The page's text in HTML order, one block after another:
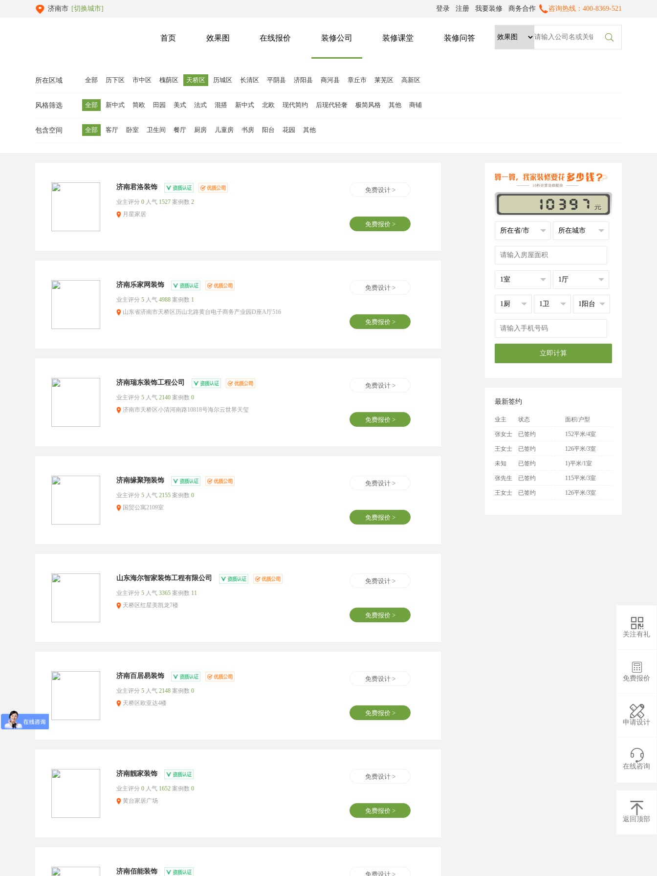
济南市 [切换城市] 咨询热线：400-8369-521
商务合作
我要装修
注册
登录

首页 效果图 在线报价 装修公司 装修课堂 装修问答
所在区域 全部 历下区 市中区 槐荫区 天桥区 历城区 长清区 平阴县 济阳县 商河县 章丘市 莱芜区 高新区
风格筛选 全部 新中式 简欧 田园 美式 法式 混搭 新中式 北欧 现代简约 后现代轻奢 极简风格 其他 商铺
包含空间 全部 客厅 卧室 卫生间 餐厅 厨房 儿童房 书房 阳台 花园 其他
济南君洛装饰
业主评分 0 人气 1527 案例数 2
月星家居
免费设计 >
免费报价 >
济南乐家网装饰
业主评分 5 人气 4988 案例数 1
山东省济南市天桥区历山北路黄台电子商务产业园D座A厅516
免费设计 >
免费报价 >
济南瑞东装饰工程公司
业主评分 5 人气 2140 案例数 0
济南市天桥区小清河南路10818号海尔云世界天玺
免费设计 >
免费报价 >
济南缘聚翔装饰
业主评分 5 人气 2155 案例数 0
国贸公寓2109室
免费设计 >
免费报价 >
山东海尔智家装饰工程有限公司
业主评分 5 人气 3365 案例数 11
天桥区红星美凯龙7楼
免费设计 >
免费报价 >
济南百居易装饰
业主评分 5 人气 2148 案例数 0
天桥区欧亚达4楼
免费设计 >
免费报价 >
济南靓家装饰
业主评分 0 人气 1652 案例数 0
黄台家居广场
免费设计 >
免费报价 >
济南佰能装饰 免费设计 >
最新签约
业主 状态 面积/户型
张女士 已签约 152平米/4室
王女士 已签约 126平米/3室
未知 已签约 1)平米/1室
张先生 已签约 115平米/3室
王女士 已签约 126平米/3室

关注有礼

免费报价

申请设计

在线咨询

返回顶部